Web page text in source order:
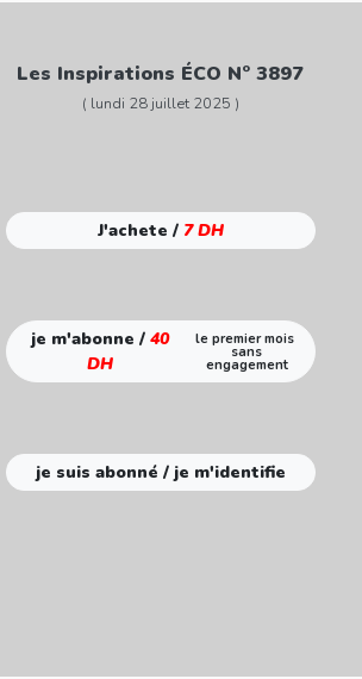
Les Inspirations ÉCO N° 3897
( lundi 28 juillet 2025 )
J'achete / 7 DH
je m'abonne / 40
DH
le premier mois
sans
engagement
je suis abonné / je m'identifie